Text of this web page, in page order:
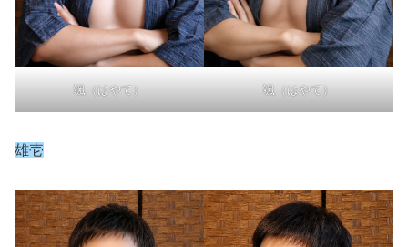
颯（はやて） 颯（はやて）
雄壱